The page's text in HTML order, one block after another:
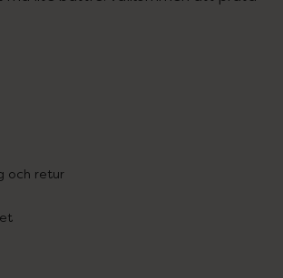
och retur